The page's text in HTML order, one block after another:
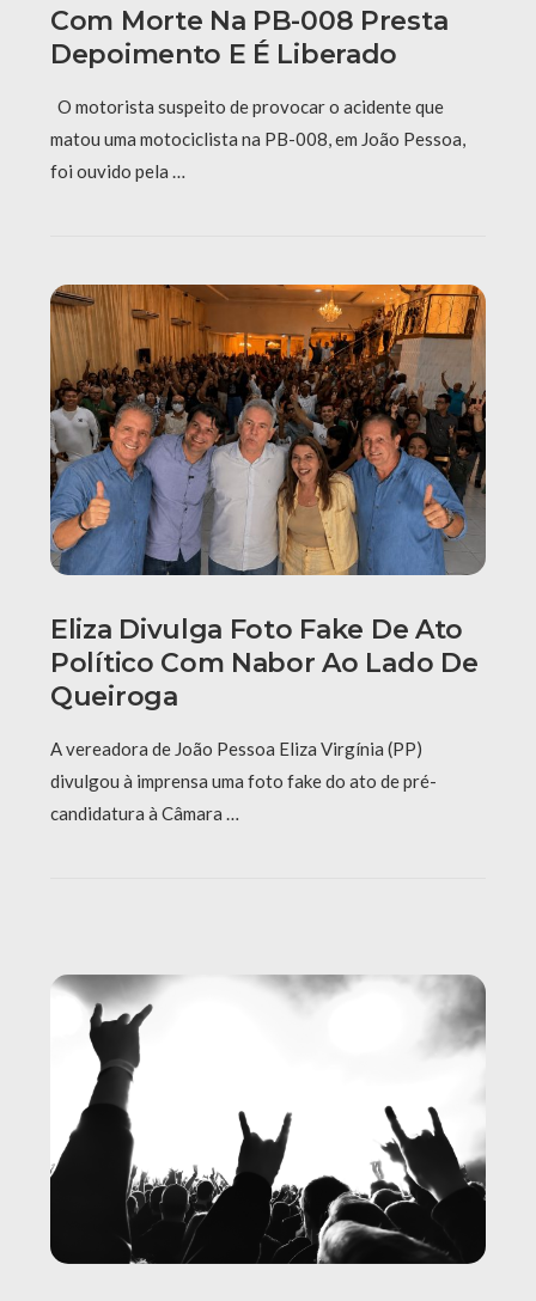
Com Morte Na PB-008 Presta
Depoimento E É Liberado
O motorista suspeito de provocar o acidente que
matou uma motociclista na PB-008, em João Pessoa,
foi ouvido pela …
Eliza Divulga Foto Fake De Ato
Político Com Nabor Ao Lado De
Queiroga
A vereadora de João Pessoa Eliza Virgínia (PP)
divulgou à imprensa uma foto fake do ato de pré-
candidatura à Câmara …